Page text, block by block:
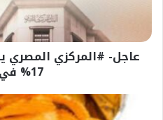
في
2026عاجل- #المركزي المصري
17% في 2026
#دراسة